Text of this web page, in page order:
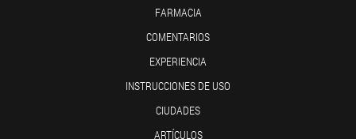
FARMACIA
COMENTARIOS
EXPERIENCIA
INSTRUCCIONES DE USO
CIUDADES
ARTÍCULOS